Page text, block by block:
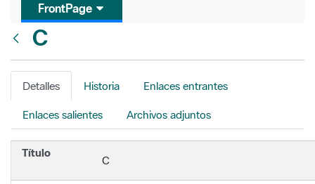
FrontPage
C
Detalles Historia Enlaces entrantes
Enlaces salientes Archivos adjuntos
Título
C